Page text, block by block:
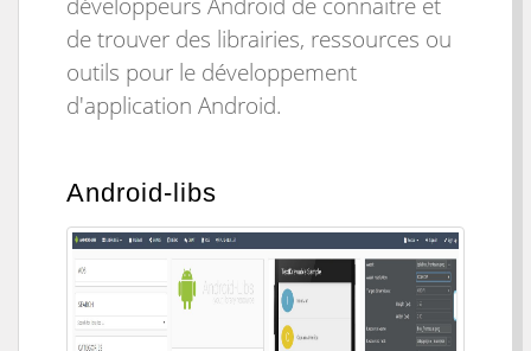
de trouver des librairies, ressources ou
outils pour le développement
d'application Android.
Android-libs